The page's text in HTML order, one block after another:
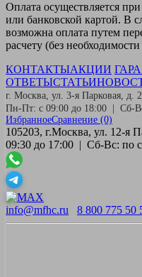
Оплата осуществляется
или банковской картой. В
возможна оплата путем
расчету (без
КОНТАКТЫАКЦИИ
ОТВЕТЫСТАТЬИ
г. Москва, ул. 3-я Парковая, д.
Пн-Пт: с 09:00 до 18:00 | Сб-
ИзбранноеСравнение (0)
105203, г.Москва, ул. 12-я
09:30 до 17:00 | Сб-Вс: по
info@mfhc.ru 8 800 775 50